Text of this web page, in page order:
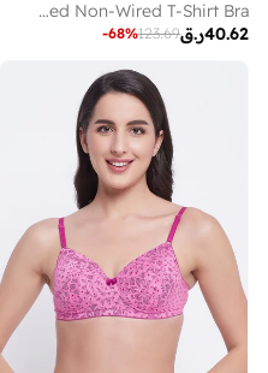
Clovia Peach Padded Non-Wired T-Shirt Bra
ر.ق40.62
123.69
-68%